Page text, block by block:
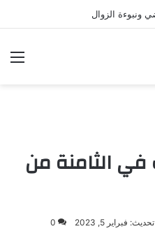
ونبوءة الزوال
في الثامنة من
فبراير 5, 2023 0